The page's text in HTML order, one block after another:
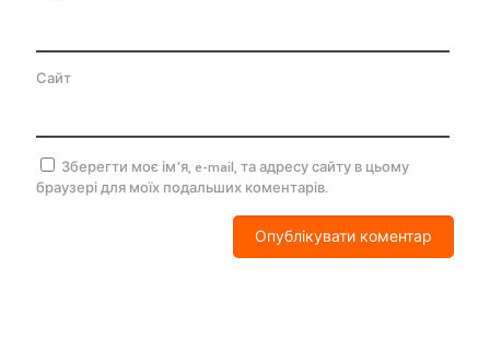
Сайт
Зберегти моє ім'я, e-mail, та адресу сайту в цьому
браузері для моїх подальших коментарів.